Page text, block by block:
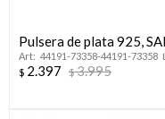
Pulsera de plata 925,
44191-73358-44191-73358
$ 2.397 $3.995